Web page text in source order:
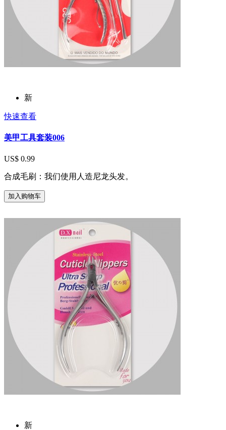
新
快速查看
美甲工具套装006
US$ 0.99
合成毛刷：我们使用人造尼龙头发。
加入购物车
新